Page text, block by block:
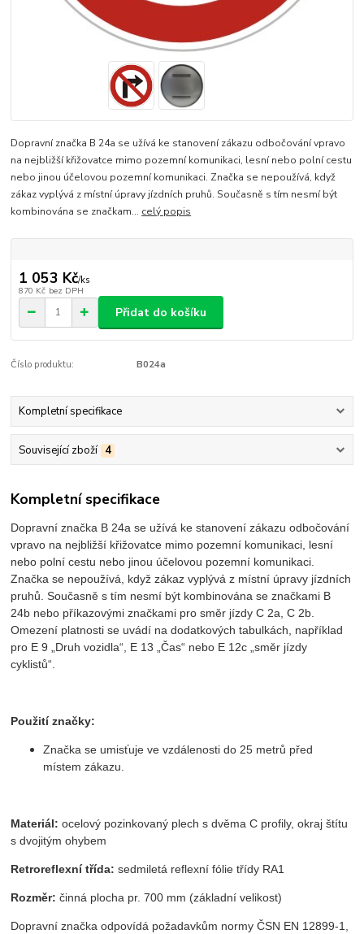
Dopravní značka B 24a se užívá ke stanovení zákazu odbočování vpravo
na nejbližší křižovatce mimo pozemní komunikaci, lesní nebo polní cestu
nebo jinou účelovou pozemní komunikaci. Značka se nepoužívá, když
zákaz vyplývá z místní úpravy jízdních pruhů. Současně s tím nesmí být
kombinována se značkam... celý popis
1 053 Kč/ks
870 Kč bez DPH
Přidat do košíku
Číslo produktu: B024a
Kompletní specifikace
Související zboží 4
Kompletní specifikace
Dopravní značka B 24a se užívá ke stanovení zákazu odbočování
vpravo na nejbližší křižovatce mimo pozemní komunikaci, lesní
nebo polní cestu nebo jinou účelovou pozemní komunikaci.
Značka se nepoužívá, když zákaz vyplývá z místní úpravy jízdních
pruhů. Současně s tím nesmí být kombinována se značkami B
24b nebo příkazovými značkami pro směr jízdy C 2a, C 2b.
Omezení platnosti se uvádí na dodatkových tabulkách, například
pro E 9 „Druh vozidla“, E 13 „Čas“ nebo E 12c „směr jízdy
cyklistů“.
Použití značky:
Značka se umisťuje ve vzdálenosti do 25 metrů před
místem zákazu.
Materiál: ocelový pozinkovaný plech s dvěma C profily, okraj štítu
s dvojitým ohybem
Retroreflexní třída: sedmiletá reflexní fólie třídy RA1
Rozměr: činná plocha pr. 700 mm (základní velikost)
Dopravní značka odpovídá požadavkům normy ČSN EN 12899-1,